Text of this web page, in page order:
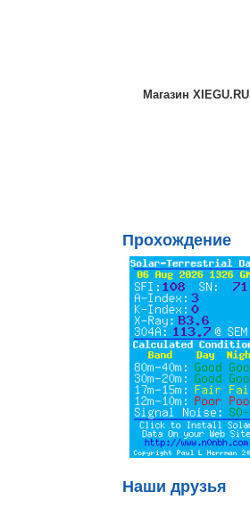
Магазин XIEGU.RU
Прохождение
Наши друзья